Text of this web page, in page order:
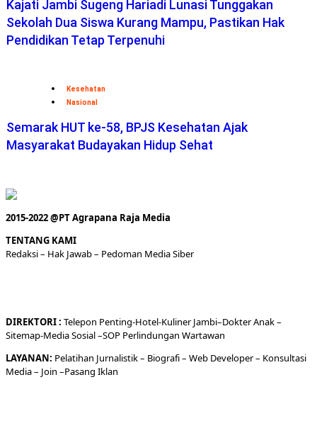
Kajati Jambi Sugeng Hariadi Lunasi Tunggakan
Sekolah Dua Siswa Kurang Mampu, Pastikan Hak
Pendidikan Tetap Terpenuhi
Kesehatan
Nasional
Semarak HUT ke-58, BPJS Kesehatan Ajak
Masyarakat Budayakan Hidup Sehat
2015-2022 @PT Agrapana Raja Media
TENTANG KAMI
Redaksi– Hak Jawab – Pedoman Media Siber
DIREKTORI: Telepon Penting-Hotel-KulinerJambi–DokterAnak –
Sitemap-Media Sosial –SOP Perlindungan Wartawan
LAYANAN: Pelatihan Jurnalistik – Biografi– Web Developer– Konsultasi
Media– Join –Pasang Iklan